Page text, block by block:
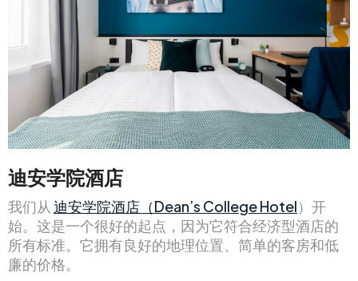
迪安学院酒店
我们从 迪安学院酒店（Dean’s College Hotel）开
始。这是一个很好的起点，因为它符合经济型酒店的
所有标准。它拥有良好的地理位置、简单的客房和低
廉的价格。